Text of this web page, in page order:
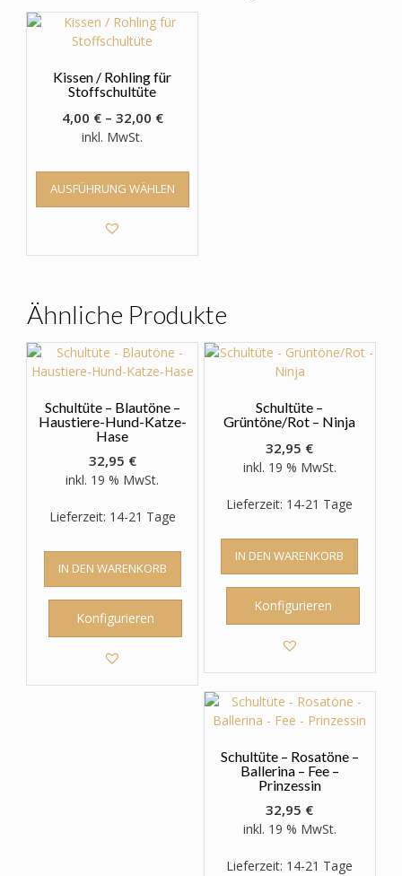
Kissen / Rohling für
Stoffschultüte
4,00 €– 32,00 €
inkl. MwSt.
AUSFÜHRUNG WÄHLEN
Dieses
weist
Optionen
können
auf
der
Produktseite
werden
Ähnliche Produkte
Schultüte – Blautöne –
Haustiere-Hund-Katze-
Hase
32,95 €
inkl. 19 % MwSt.
Lieferzeit: 14-21 Tage
IN DEN WARENKORB
Konfigurieren
Schultüte –
Grüntöne/Rot – Ninja
32,95 €
inkl. 19 % MwSt.
Lieferzeit: 14-21 Tage
IN DEN WARENKORB
Konfigurieren
Schultüte – Rosatöne –
Ballerina – Fee –
Prinzessin
32,95 €
inkl. 19 % MwSt.
Lieferzeit: 14-21 Tage